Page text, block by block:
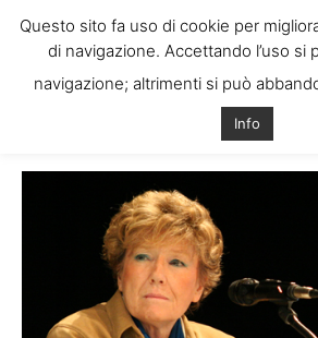
Tag: manifestazioni
Questo sito fa uso di cookie per
di navigazione. Accettando l’uso si
navigazione; altrimenti si può
Info